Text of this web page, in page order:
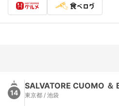
14 東京都 / 池袋